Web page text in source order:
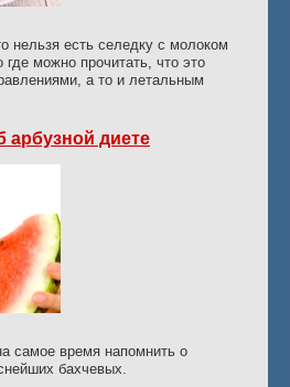
нельзя есть селедку с молоком
можно прочитать, что это
а то и летальным
диете
самое время напомнить о
бахчевых.